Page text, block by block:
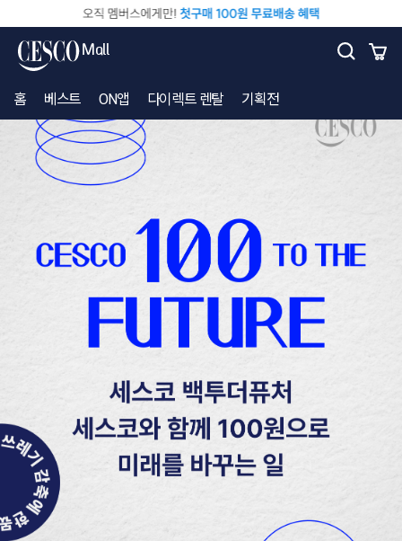
Mall
홈 베스트 ON앱 다이렉트 렌탈 기획전
HOME 이벤트 100 to the Future